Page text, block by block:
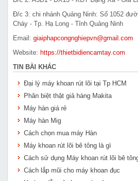
Đ/c 3: chi nhánh Quảng Ninh: Số 1052
Cháy - Tp. Hạ Long - Tỉnh Quảng Ninh
Email: giaiphapcongnghiepvn@gmail.com
Website: https://thietbidiencamtay.com
TIN BÀI KHÁC
Đại lý máy khoan rút lõi tại Tp HCM
Phân biệt thật giả hàng Makita
Máy hàn giá rẻ
Máy hàn Mig
Cách chọn mua máy Hàn
Máy khoan rút lõi bê tông là gì
Cách sử dụng Máy khoan rút lõi bê
Cách lắp mũi cho máy khoan đục